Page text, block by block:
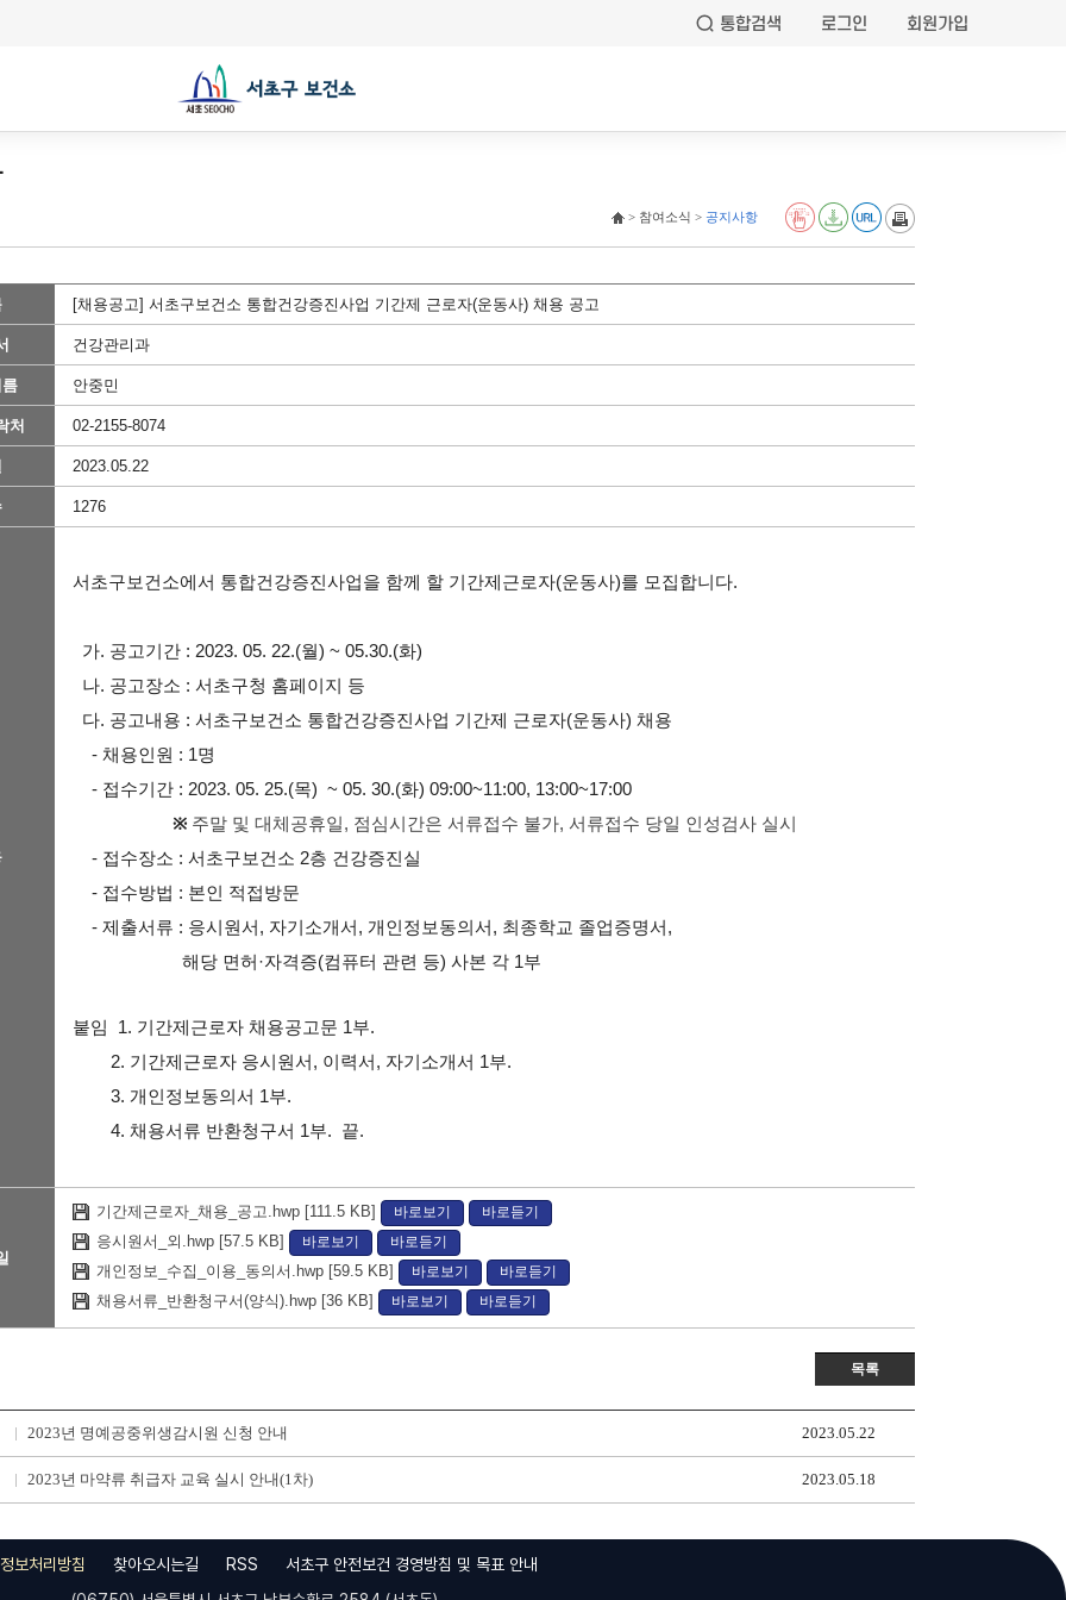
통합검색 로그인 회원가입
> 참여소식 > 공지사항
[채용공고] 서초구보건소 통합건강증진사업 기간제 근로자(운동사) 채용 공고
건강관리과
안중민
처 02-2155-8074
2023.05.22
1276
서초구보건소에서 통합건강증진사업을 함께 할 기간제근로자(운동사)를 모집합니다.
가. 공고기간 : 2023. 05. 22.(월) ~ 05.30.(화)
나. 공고장소 : 서초구청 홈페이지 등
다. 공고내용 : 서초구보건소 통합건강증진사업 기간제 근로자(운동사) 채용
- 채용인원 : 1명
- 접수기간 : 2023. 05. 25.(목) ~ 05. 30.(화) 09:00~11:00, 13:00~17:00
※ 주말 및 대체공휴일, 점심시간은 서류접수 불가, 서류접수 당일 인성검사 실시
- 접수장소 : 서초구보건소 2층 건강증진실
- 접수방법 : 본인 적접방문
- 제출서류 : 응시원서, 자기소개서, 개인정보동의서, 최종학교 졸업증명서,
해당 면허·자격증(컴퓨터 관련 등) 사본 각 1부
붙임 1. 기간제근로자 채용공고문 1부.
2. 기간제근로자 응시원서, 이력서, 자기소개서 1부.
3. 개인정보동의서 1부.
4. 채용서류 반환청구서 1부. 끝.
기간제근로자_채용_공고.hwp [111.5 KB] 바로보기 바로듣기
응시원서_외.hwp [57.5 KB] 바로보기 바로듣기
개인정보_수집_이용_동의서.hwp [59.5 KB] 바로보기 바로듣기
채용서류_반환청구서(양식).hwp [36 KB] 바로보기 바로듣기
목록
2023년 명예공중위생감시원 신청 안내 2023.05.22
2023년 마약류 취급자 교육 실시 안내(1차) 2023.05.18
보처리방침 찾아오시는길 RSS
서초구 안전보건 경영방침 및 목표 안내